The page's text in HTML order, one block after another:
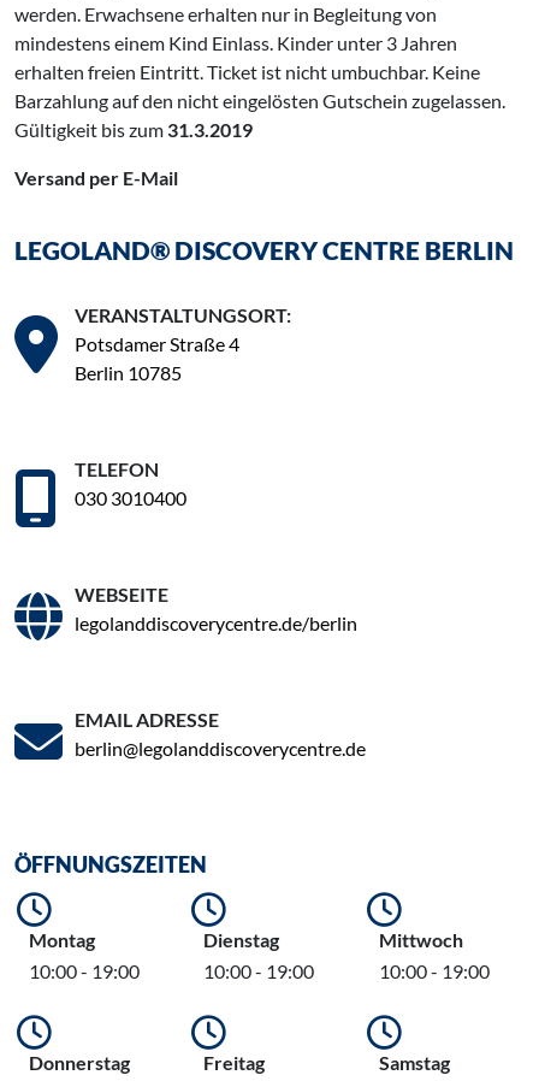
werden. Erwachsene erhalten nur in Begleitung von
mindestens einem Kind Einlass. Kinder unter 3 Jahren
erhalten freien Eintritt. Ticket ist nicht umbuchbar. Keine
Barzahlung auf den nicht eingelösten Gutschein zugelassen.
Gültigkeit bis zum 31.3.2019
Versand per E-Mail
LEGOLAND® DISCOVERY CENTRE BERLIN
VERANSTALTUNGSORT:
Potsdamer Straße 4
Berlin 10785
TELEFON
030 3010400
WEBSEITE
legolanddiscoverycentre.de/berlin
EMAIL ADRESSE
berlin@legolanddiscoverycentre.de
ÖFFNUNGSZEITEN
Montag
10:00 - 19:00
Dienstag
10:00 - 19:00
Mittwoch
10:00 - 19:00
Donnerstag Freitag Samstag